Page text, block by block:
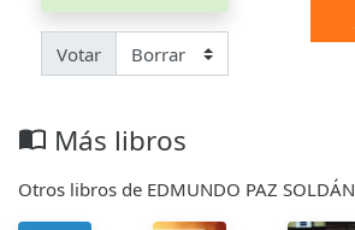
Votar
import_contacts Más libros
Otros libros de EDMUNDO PAZ SOLDÁN